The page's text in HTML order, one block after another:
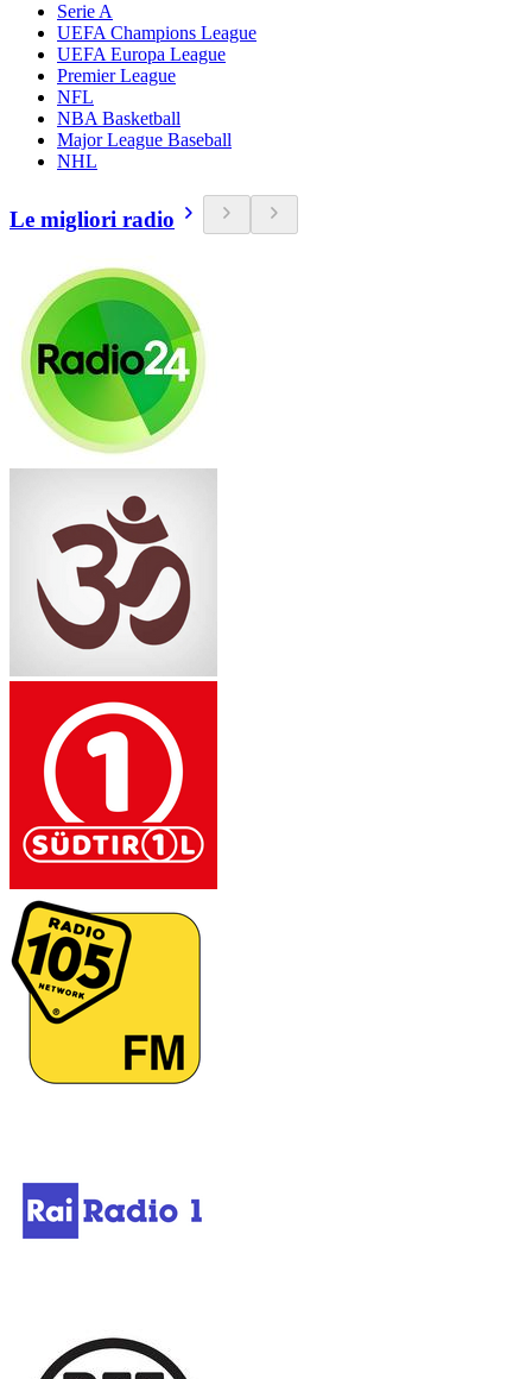
Serie A
UEFA Champions League
UEFA Europa League
Premier League
NFL
NBA Basketball
Major League Baseball
NHL
Le migliori radio